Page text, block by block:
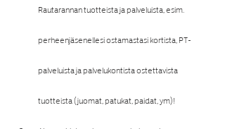
Rautarannan tuotteista ja palveluista, esim.
perheenjäsenellesi ostamastasi kortista, PT-
palveluista ja palvelukontista ostettavista
tuotteista (juomat, patukat, paidat, ym)!